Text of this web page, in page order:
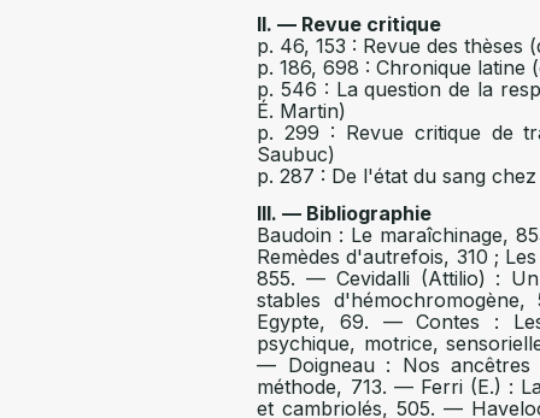
II. — Revue critique
p. 46, 153 : Revue des thèses
p. 186, 698 : Chronique latine
p. 546 : La question de la
É. Martin)
p. 299 : Revue critique de
Saubuc)
p. 287 : De l'état du sang
III. — Bibliographie
Baudoin : Le maraîchinage,
Remèdes d'autrefois, 310 ;
855. — Cevidalli (Attilio) :
stables
Egypte, 69. — Contes :
psychique, motrice,
— Doigneau : Nos ancêtres
méthode, 713. — Ferri (E.) :
et cambriolés, 505. —